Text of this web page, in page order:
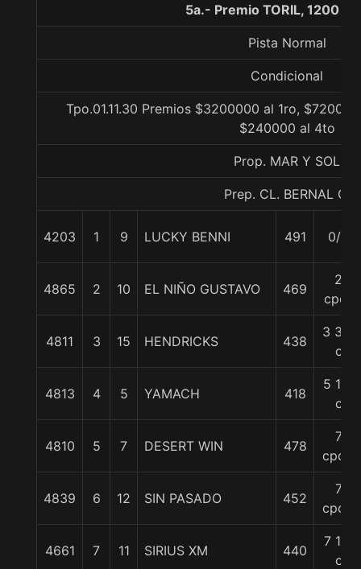
5a.- Premio TORIL, 1200
Pista Normal
Condicional
Tpo.01.11.30 Premios $3200000 al 1ro,
$240000 al 4to
Prop. MAR Y SOL
Prep. CL. BERNAL G.
4203 1 9 LUCKY BENNI 491 0/0
4865 2 10 EL NIÑO GUSTAVO 469
2
cpos
4811 3 15 HENDRICKS 438
3 3/4
c
4813 4 5 YAMACH 418
5 1/2
c
4810 5 7 DESERT WIN 478
7
cpos.
4839 6 12 SIN PASADO 452
7
cpos.
4661 7 11 SIRIUS XM 440
7 1/2
c